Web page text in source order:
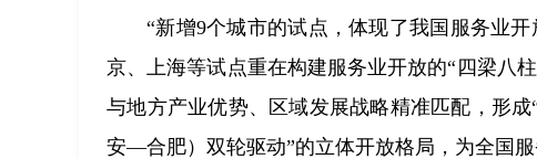
“新增9个城市的试点，体现了我国服务业
京、上海等试点重在构建服务业开放的“四梁八
与地方产业优势、区域发展战略精准匹配，形
安—合肥）双轮驱动”的立体开放格局，为全国